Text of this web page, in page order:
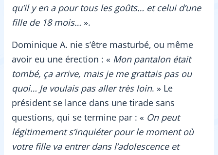
qu’il y en a pour tous les goûts… et celui d’une
fille de 18 mois… ».
Dominique A. nie s’être masturbé, ou même
avoir eu une érection : « Mon pantalon était
tombé, ça arrive, mais je me grattais pas ou
quoi… Je voulais pas aller très loin. » Le
président se lance dans une tirade sans
questions, qui se termine par : « On peut
légitimement s’inquiéter pour le moment où
votre fille va entrer dans l’adolescence et